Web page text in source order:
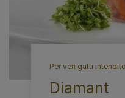
Per veri gatti
Diamant